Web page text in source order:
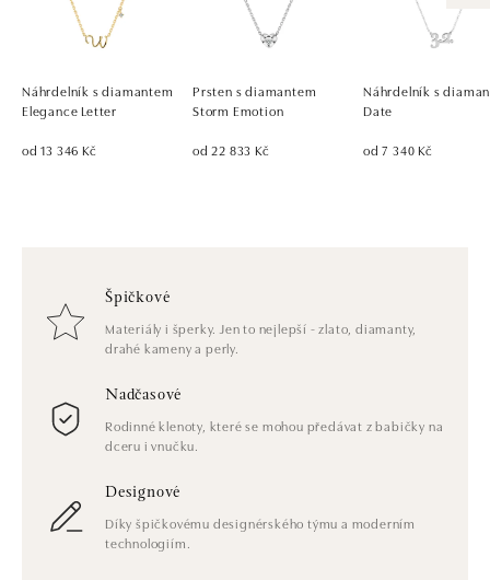
Náhrdelník s diamantem
Elegance Letter
od 13 346 Kč
Prsten s diamantem
Storm Emotion
od 22 833 Kč
Náhrdelník s
Date
od 7 340 Kč
Špičkové
Materiály i šperky. Jen to nejlepší - zlato, diamanty,
drahé kameny a perly.
Nadčasové
Rodinné klenoty, které se mohou předávat z babičky na
dceru i vnučku.
Designové
Díky špičkovému designérského týmu a moderním
technologiím.